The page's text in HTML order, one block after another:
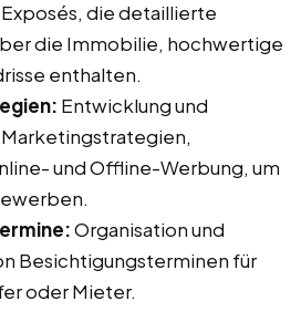
die detaillierte
die Immobilie, hochwertige
enthalten.
Entwicklung und
und Offline-Werbung, um
Organisation und
Besichtigungsterminen für
oder Mieter.